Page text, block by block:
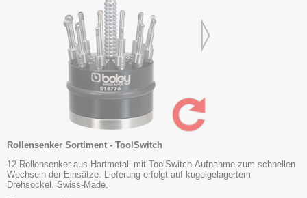
Rollensenker Sortiment - ToolSwitch
12 Rollensenker aus Hartmetall mit ToolSwitch-Aufnahme zum schnellen
Wechseln der Einsätze. Lieferung erfolgt auf kugelgelagertem
Drehsockel. Swiss-Made.